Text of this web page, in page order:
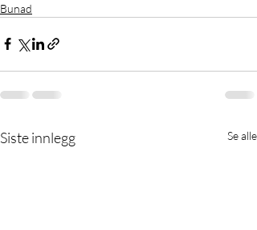
Bunad
Siste innlegg Se alle